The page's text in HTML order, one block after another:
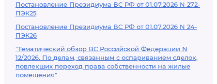
Постановление Президиума ВС РФ от 01.07.2026 N 272-
ПЭК25
Постановление Президиума ВС РФ от 01.07.2026 N 24-
ПЭК26
"Тематический обзор ВС Российской Федерации N
12/2026. По делам, связанным с оспариванием сделок,
повлекших переход права собственности на жилые
помещения"